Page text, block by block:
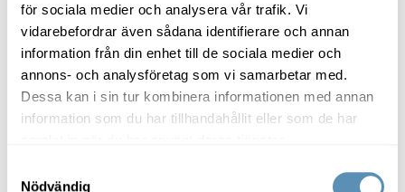
för sociala medier och analysera vår trafik. Vi
vidarebefordrar även sådana identifierare och annan
information från din enhet till de sociala medier och
annons- och analysföretag som vi samarbetar med.
Dessa kan i sin tur kombinera informationen med annan
information som du har tillhandahållit eller som de har
Nödvändig